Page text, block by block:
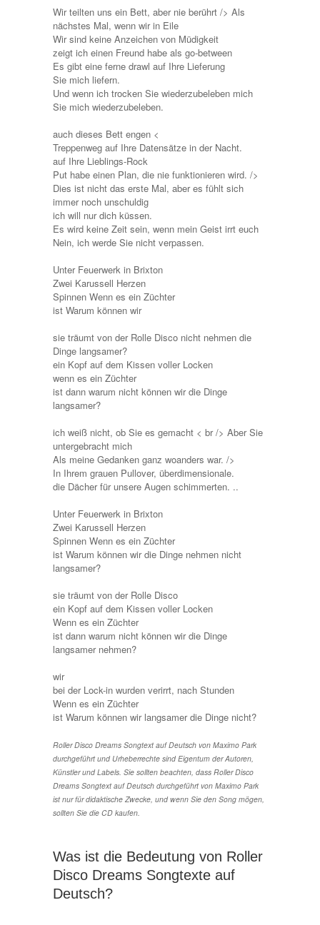
Wir teilten uns ein Bett, aber nie berührt /> Als
nächstes Mal, wenn wir in Eile
Wir sind keine Anzeichen von Müdigkeit
zeigt ich einen Freund habe als go-between
Es gibt eine ferne drawl auf Ihre Lieferung
Sie mich liefern.
Und wenn ich trocken Sie wiederzubeleben mich
Sie mich wiederzubeleben.
auch dieses Bett engen <
Treppenweg auf Ihre Datensätze in der Nacht.
auf Ihre Lieblings-Rock
Put habe einen Plan, die nie funktionieren wird. />
Dies ist nicht das erste Mal, aber es fühlt sich
immer noch unschuldig
ich will nur dich küssen.
Es wird keine Zeit sein, wenn mein Geist irrt euch
Nein, ich werde Sie nicht verpassen.
Unter Feuerwerk in Brixton
Zwei Karussell Herzen
Spinnen Wenn es ein Züchter
ist Warum können wir
sie träumt von der Rolle Disco nicht nehmen die
Dinge langsamer?
ein Kopf auf dem Kissen voller Locken
wenn es ein Züchter
ist dann warum nicht können wir die Dinge
langsamer?
ich weiß nicht, ob Sie es gemacht < br /> Aber Sie
untergebracht mich
Als meine Gedanken ganz woanders war. />
In Ihrem grauen Pullover, überdimensionale.
die Dächer für unsere Augen schimmerten. ..
Unter Feuerwerk in Brixton
Zwei Karussell Herzen
Spinnen Wenn es ein Züchter
ist Warum können wir die Dinge nehmen nicht
langsamer?
sie träumt von der Rolle Disco
ein Kopf auf dem Kissen voller Locken
Wenn es ein Züchter
ist dann warum nicht können wir die Dinge
langsamer nehmen?
wir
bei der Lock-in wurden verirrt, nach Stunden
Wenn es ein Züchter
ist Warum können wir langsamer die Dinge nicht?
Roller Disco Dreams Songtext auf Deutsch von Maximo Park
durchgeführt und Urheberrechte sind Eigentum der Autoren,
Künstler und Labels. Sie sollten beachten, dass Roller Disco
Dreams Songtext auf Deutsch durchgeführt von Maximo Park
ist nur für didaktische Zwecke, und wenn Sie den Song mögen,
sollten Sie die CD kaufen.
Was ist die Bedeutung von Roller
Disco Dreams Songtexte auf
Deutsch?